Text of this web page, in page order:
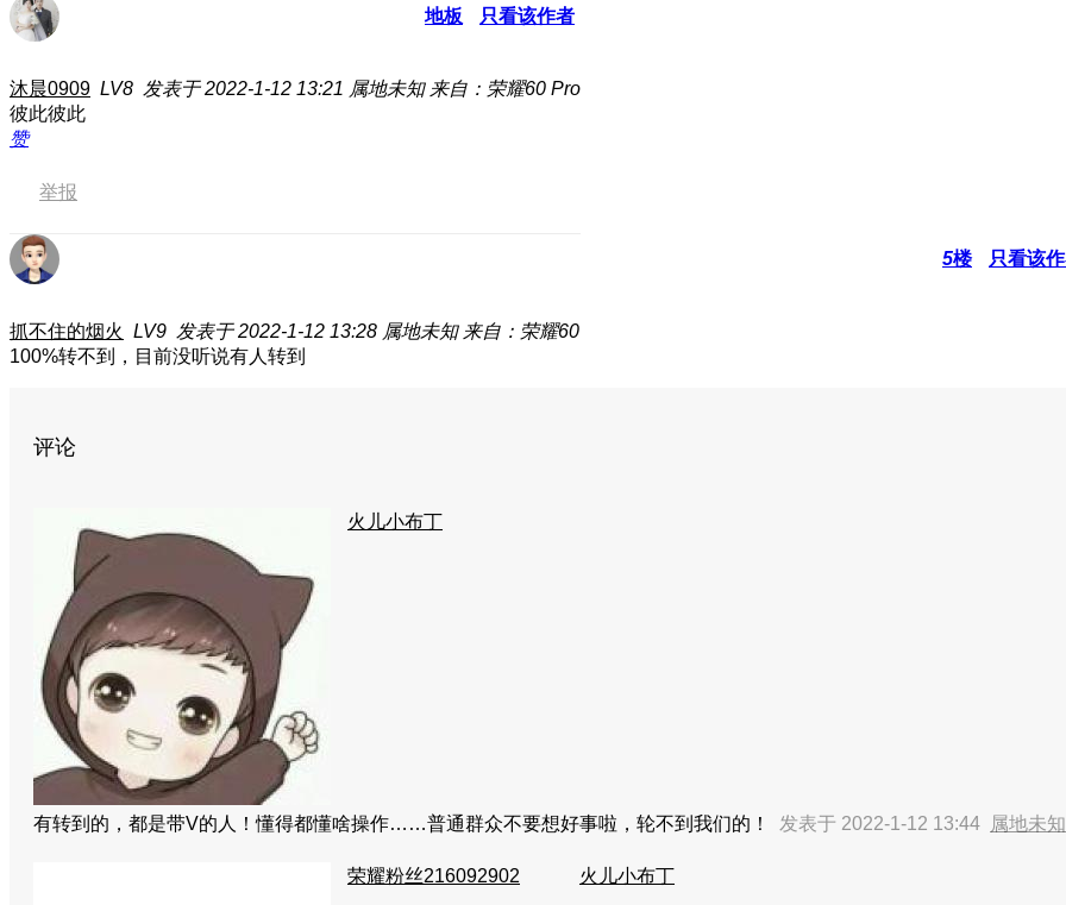
地板 只看该作者
沐晨0909 LV8 发表于 2022-1-12 13:21 属地未知 来自：荣耀60 Pro
彼此彼此
赞
举报
5楼 只看该
抓不住的烟火 LV9 发表于 2022-1-12 13:28 属地未知 来自：荣耀60
100%转不到，目前没听说有人转到
评论
火儿小布丁
有转到的，都是带V的人！懂得都懂啥操作……普通群众不要想好事啦，轮不到我们的！ 发表于 2022-1-12 13:44 属地未知
荣耀粉丝216092902 火儿小布丁